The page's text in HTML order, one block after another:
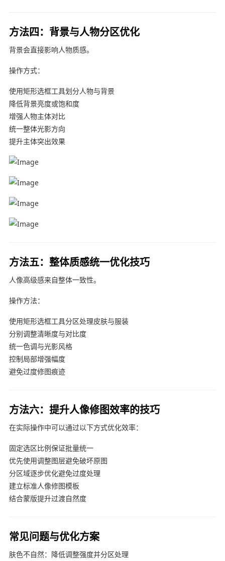
方法四：背景与人物分区优化
背景会直接影响人物质感。
操作方式：
使用矩形选框工具划分人物与背景
降低背景亮度或饱和度
增强人物主体对比
统一整体光影方向
提升主体突出效果
方法五：整体质感统一优化技巧
人像高级感来自整体一致性。
操作方法：
使用矩形选框工具分区处理皮肤与服装
分别调整清晰度与对比度
统一色调与光影风格
控制局部增强幅度
避免过度修图痕迹
方法六：提升人像修图效率的技巧
在实际操作中可以通过以下方式优化效率：
固定选区比例保证批量统一
优先使用调整图层避免破坏原图
分区域逐步优化避免过度处理
建立标准人像修图模板
结合蒙版提升过渡自然度
常见问题与优化方案
肤色不自然：降低调整强度并分区处理